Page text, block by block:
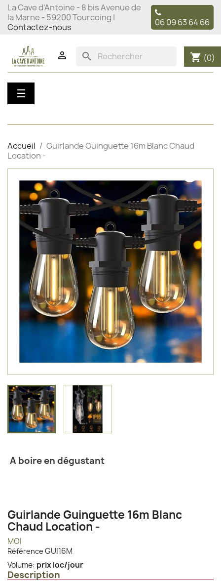
La Cave d'Antoine - 8 bis Avenue de
la Marne - 59200 Tourcoing |
Contactez-nous
06 09 63 64 66
 search shopping_cart (0)
Basculer
la
☰
Accueil
Guirlande Guinguette 16m Blanc Chaud
Location -
A boire en dégustant
Guirlande Guinguette 16m Blanc
Chaud Location -
MOI
Référence GUI16M
Volume: prix loc/jour
Description